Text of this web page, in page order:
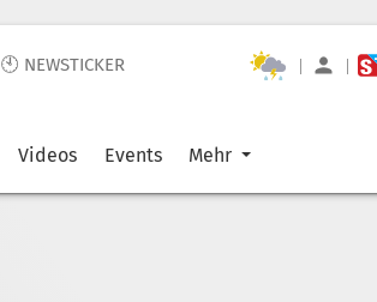
🕙 NEWSTICKER | |
Videos Events Mehr